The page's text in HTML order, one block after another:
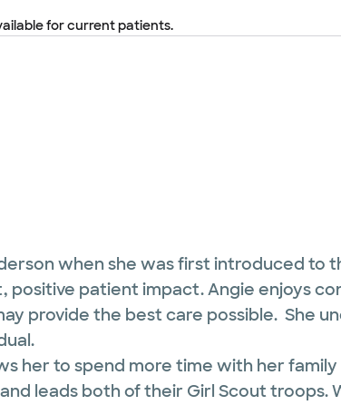
for current patients.
when she was first introduced to
patient impact. Angie enjoys
provide the best care possible. She
her to spend more time with her
leads both of their Girl Scout troops.